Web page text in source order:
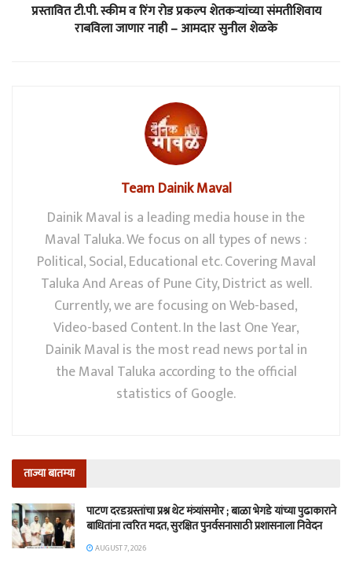
प्रस्तावित टी.पी. स्कीम व रिंग रोड प्रकल्प शेतकऱ्यांच्या संमतीशिवाय
राबविला जाणार नाही – आमदार सुनील शेळके
Team Dainik Maval
Dainik Maval is a leading media house in the
Maval Taluka. We focus on all types of news :
Political, Social, Educational etc. Covering Maval
Taluka And Areas of Pune City, District as well.
Currently, we are focusing on Web-based,
Video-based Content. In the last One Year,
Dainik Maval is the most read news portal in
the Maval Taluka according to the official
statistics of Google.
ताज्या बातम्या
पाटण दरडग्रस्तांचा प्रश्न थेट मंत्र्यांसमोर ; बाळा भेगडे यांच्या पुढाकाराने
बाधितांना त्वरित मदत, सुरक्षित पुनर्वसनासाठी प्रशासनाला निवेदन
AUGUST 7, 2026